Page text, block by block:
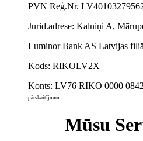
PVN Reģ.Nr.
Jurid.adrese: Kalniņi A,
Luminor Bank AS Latvijas
Kods: RIKOLV2X
Konts: LV76 RIKO 0000
pārskaitījumu
Mūsu